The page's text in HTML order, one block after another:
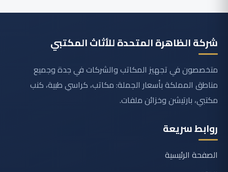
شركة الظاهرة المتحدة للأثاث المكتبي
متخصصون في تجهيز المكاتب والشركات في جدة وجميع
مناطق المملكة بأسعار الجملة: مكاتب، كراسي طبية، كنب
مكتبي، بارتيشن وخزائن ملفات.
روابط سريعة
الصفحة الرئيسية